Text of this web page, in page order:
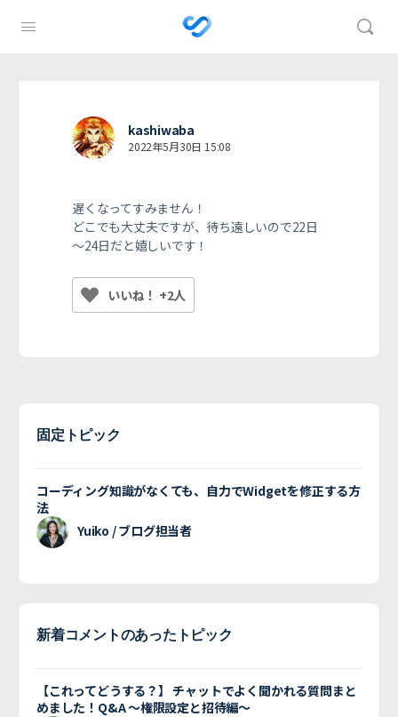
kashiwaba
2022年5月30日 15:08
遅くなってすみません！
どこでも大丈夫ですが、待ち遠しいので22日
～24日だと嬉しいです！
いいね！ +2人
固定トピック
コーディング知識がなくても、自力でWidgetを修正する方
法
Yuiko / ブログ担当者
新着コメントのあったトピック
【これってどうする？】 チャットでよく聞かれる質問まと
めました！Q&A 〜権限設定と招待編〜